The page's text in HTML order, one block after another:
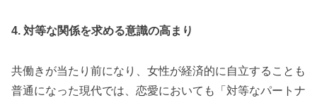
4. 対等な関係を求める意識の高まり
共働きが当たり前になり、女性が経済的に自立することも
普通になった現代では、恋愛においても「対等なパートナ